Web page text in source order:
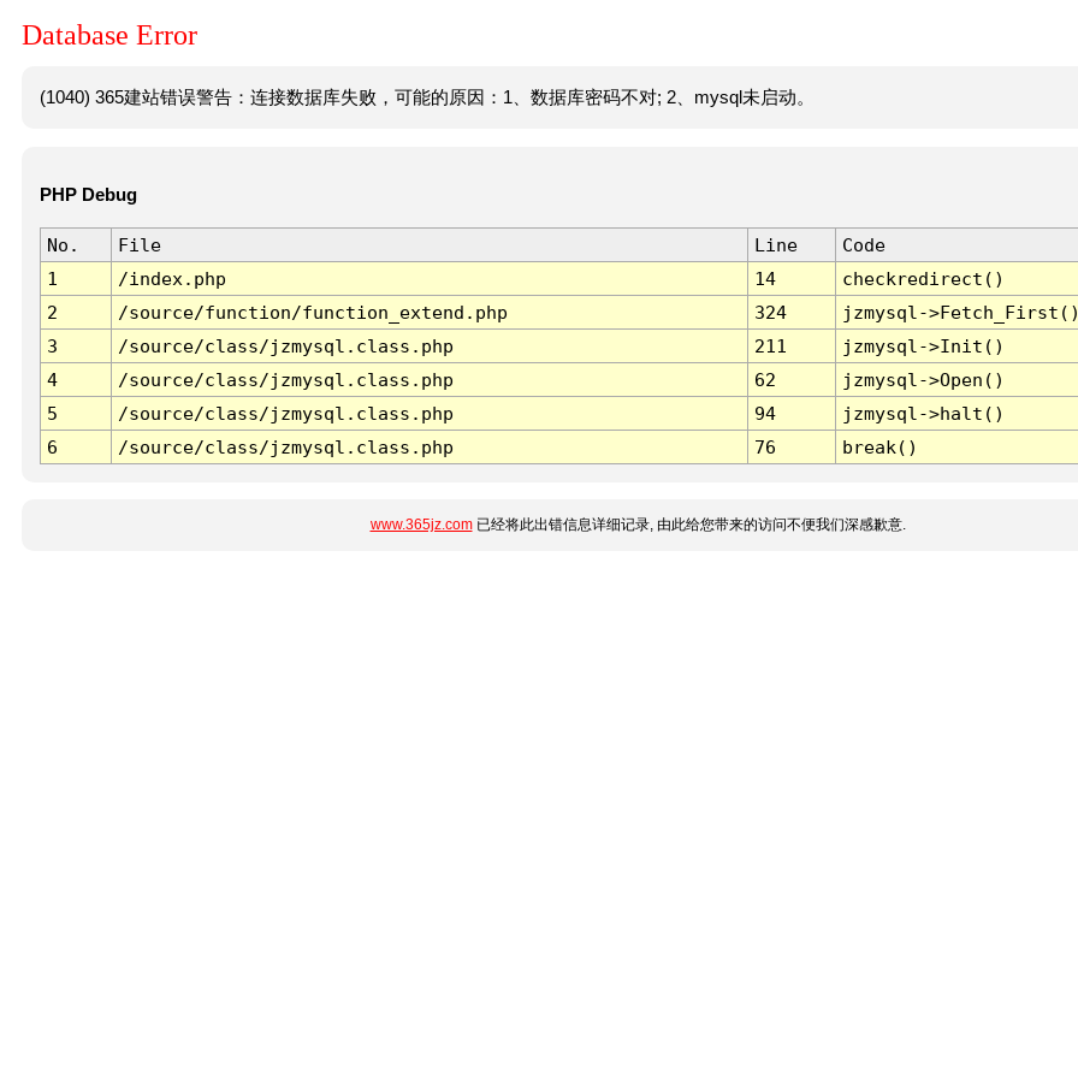
Database Error
(1040) 365建站错误警告：连接数据库失败，可能的原因：1、数据库密码不对; 2、mysql未启动。
PHP Debug
No. File Line
Code
1
/index.php 14
checkredirect()
2
/source/function/function_extend.php 324
jzmysql-
3
/source/class/jzmysql.class.php 211
jzmysql->Init()
4
/source/class/jzmysql.class.php 62
jzmysql->Open()
5
/source/class/jzmysql.class.php 94
jzmysql->halt()
6
/source/class/jzmysql.class.php 76 break()
www.365jz.com已经将此出错信息详细记录, 由此给您带来的访问不便我们深感歉意.